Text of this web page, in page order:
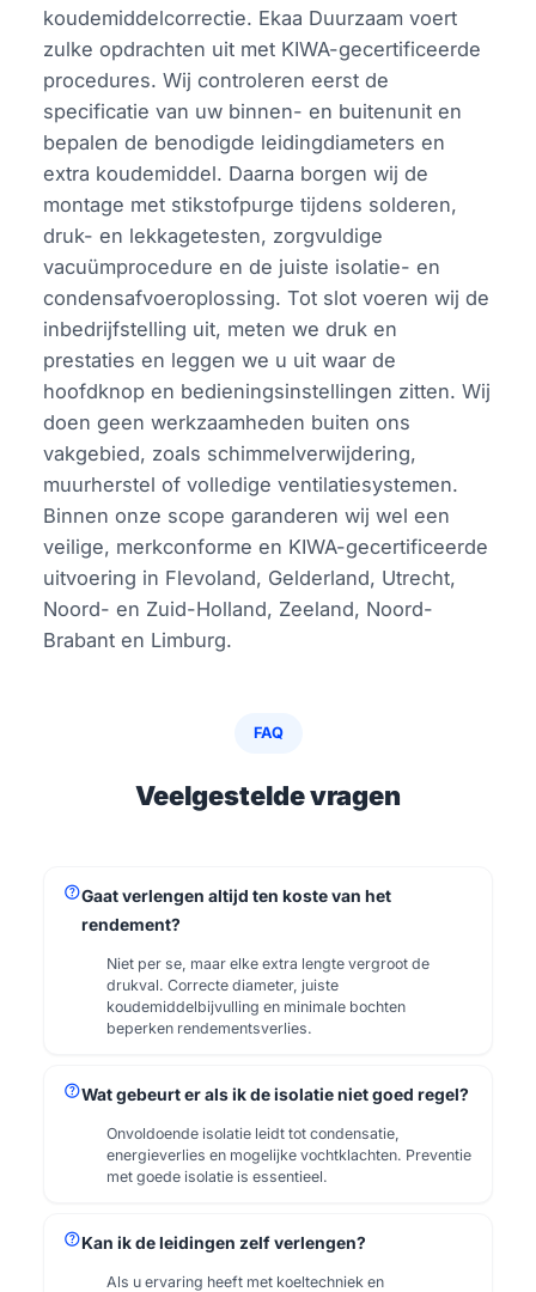
koudemiddelcorrectie. Ekaa Duurzaam voert
zulke opdrachten uit met KIWA-gecertificeerde
procedures. Wij controleren eerst de
specificatie van uw binnen- en buitenunit en
bepalen de benodigde leidingdiameters en
extra koudemiddel. Daarna borgen wij de
montage met stikstofpurge tijdens solderen,
druk- en lekkagetesten, zorgvuldige
vacuümprocedure en de juiste isolatie- en
condensafvoeroplossing. Tot slot voeren wij de
inbedrijfstelling uit, meten we druk en
prestaties en leggen we u uit waar de
hoofdknop en bedieningsinstellingen zitten. Wij
doen geen werkzaamheden buiten ons
vakgebied, zoals schimmelverwijdering,
muurherstel of volledige ventilatiesystemen.
Binnen onze scope garanderen wij wel een
veilige, merkconforme en KIWA-gecertificeerde
uitvoering in Flevoland, Gelderland, Utrecht,
Noord- en Zuid-Holland, Zeeland, Noord-
Brabant en Limburg.
FAQ
Veelgestelde vragen
helpGaat verlengen altijd ten koste van het
rendement?
Niet per se, maar elke extra lengte vergroot de
drukval. Correcte diameter, juiste
koudemiddelbijvulling en minimale bochten
beperken rendementsverlies.
helpWat gebeurt er als ik de isolatie niet goed regel?
Onvoldoende isolatie leidt tot condensatie,
energieverlies en mogelijke vochtklachten. Preventie
met goede isolatie is essentieel.
helpKan ik de leidingen zelf verlengen?
Als u ervaring heeft met koeltechniek en